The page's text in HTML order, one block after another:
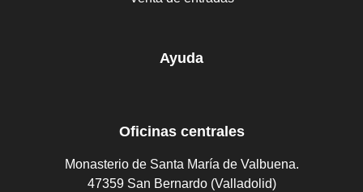
Ayuda
Oficinas centrales
Monasterio de Santa María de Valbuena.
47359 San Bernardo (Valladolid)